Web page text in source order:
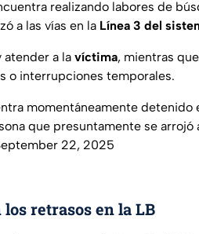
realizando labores de
a las vías en la Línea 3 del
atender a la víctima, mientras
o interrupciones temporales.
momentáneamente detenido
que presuntamente se arrojó
22, 2025
los retrasos en la LB